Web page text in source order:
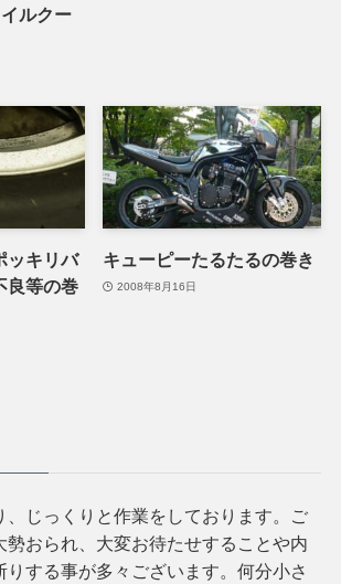
ルクー
キリバ
良等の巻
キューピーたるたるの巻き
2008年8月16日
、じっくりと作業をしております。ご
勢おられ、大変お待たせすることや内
りする事が多々ございます。何分小さ